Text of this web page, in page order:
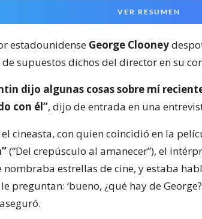
VER RESUMEN
estadounidense George Clooney
de supuestos dichos del director en su
dijo algunas cosas sobre mí
con él”, dijo de entrada en una
el cineasta, con quien coincidió en la
(“Del crepúsculo al amanecer”), el
nombraba estrellas de cine, y estaba
preguntan: ‘bueno, ¿qué hay de